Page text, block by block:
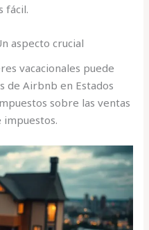
fácil.
aspecto crucial
vacacionales puede
de Airbnb en Estados
sobre las ventas
impuestos.